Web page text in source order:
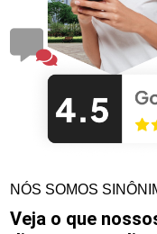
NÓS SOMOS
Veja o que